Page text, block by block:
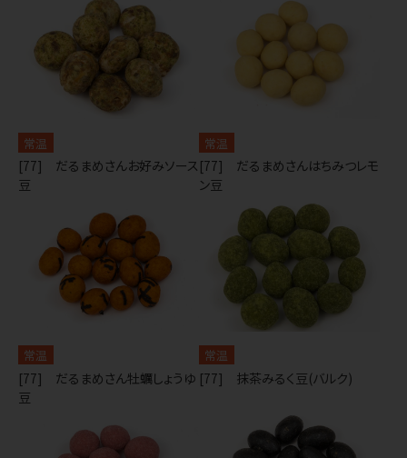
常温
[77] だるまめさんお好みソース
豆
常温
[77] だるまめさんはちみつレモ
ン豆
常温
[77] だるまめさん牡蠣しょうゆ
豆
常温
[77] 抹茶みるく豆(バルク)